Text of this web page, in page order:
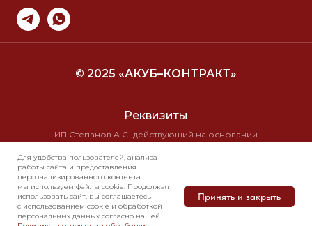
ИП Степанов А.С действующий на основании
№ 10/19710 от 16.11.99г
ИНН 7723 2584 8295 КПП 0
ОГРН 304770001286823
Реквизиты
© 2025 «АКУБ–КОНТРАКТ»
Политика в отношении обработки
Для удобства пользователей, анализа
работы сайта и предоставления
персонализированного контента
мы используем файлы cookie. Продолжая
использовать сайт, вы соглашаетесь
с использованием cookie и обработкой
персональных данных согласно нашей
Принять и закрыть